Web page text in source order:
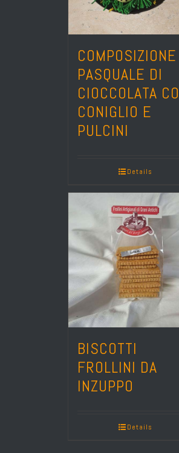
COMPOSIZIONE
PASQUALE DI
CIOCCOLATA
CONIGLIO E
PULCINI
Details
BISCOTTI
FROLLINI DA
INZUPPO
Details